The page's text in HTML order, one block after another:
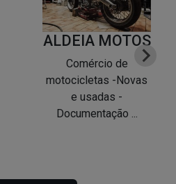
ALDEIA MOTOS
Comércio de
motocicletas -Novas
e usadas -
Documentação ...